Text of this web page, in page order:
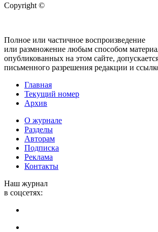
Copyright ©
Полное или частичное воспроизведение
или размножение любым способом
опубликованных на этом сайте,
письменного разрешения редакции и
Главная
Текущий номер
Архив
О журнале
Разделы
Авторам
Подписка
Реклама
Контакты
Наш журнал
в соцсетях: